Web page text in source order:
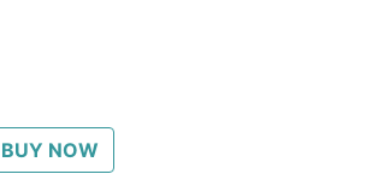
BUY NOW